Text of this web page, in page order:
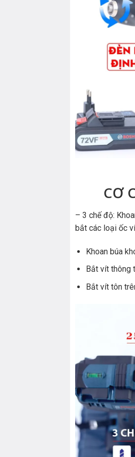
CƠ
– 3 chế độ:
bắt các loại ốc
Khoan búa
Bắt vít thông
Bắt vít tôn